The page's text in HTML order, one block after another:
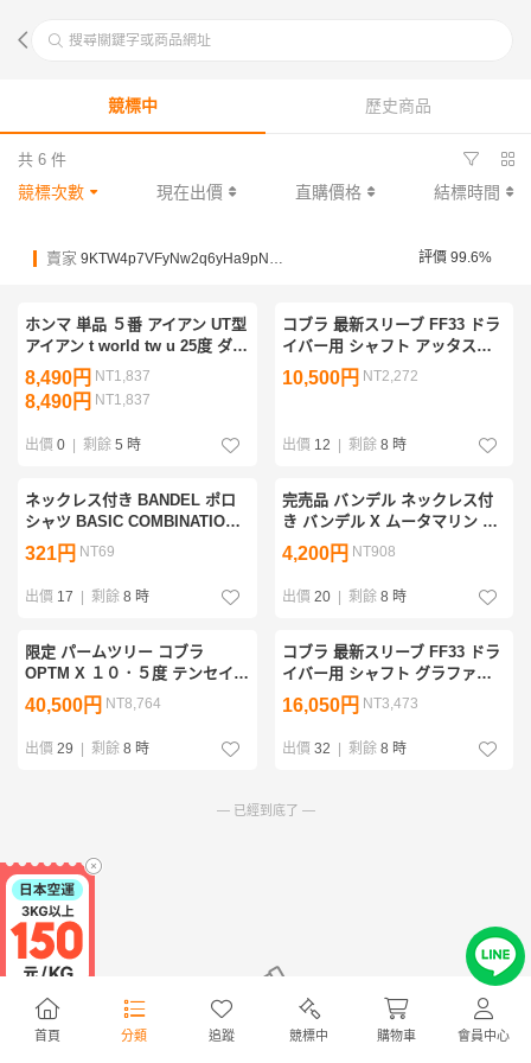
搜尋關鍵字或商品網址
首頁 分類 追蹤 競標中 購物車 會員中心
競標中 歷史商品
共 6 件
競標次數 現在出價 直購價格 結標時間
賣家 9KTW4p7VFyNw2q6yHa9pNLsXHim6e 評價 99.6%
ホンマ 単品 ５番 アイアン UT型
アイアン t world tw u 25度 ダ
イナミックゴールド 120 s200
g440 g430
8,490円 NT1,837
8,490円 NT1,837
出價 0 | 剩餘 5 時
コブラ 最新スリーブ FF33 ドラ
イバー用 シャフト アッタス
V2 SR optm DS-ADAPT ls 9
度 10.5度 グリップ 新品
10,500円 NT2,272
出價 12 | 剩餘 8 時
ネックレス付き BANDEL ポロ
シャツ BASIC COMBINATION
S/S POLO SHIRTS BGI-3SCPL
size VI 6 XXL ゴルフ
321円 NT69
出價 17 | 剩餘 8 時
完売品 バンデル ネックレス付
き バンデル X ムータマリン コ
ラボ ゴルフ モックネックシャ
ツ サイズXXL
4,200円 NT908
出價 20 | 剩餘 8 時
限定 パームツリー コブラ
OPTM X １０．５度 テンセイ
ブルー １K ６５ S リミテッ
ド palm tree crew cobra ls 10k
max-k
40,500円 NT8,764
出價 29 | 剩餘 8 時
コブラ 最新スリーブ FF33 ドラ
イバー用 シャフト グラファイ
トデザイン GC ５ S optm DS-
ADAPT ls 9度 10.5度 グリップ
新品
16,050円 NT3,473
出價 32 | 剩餘 8 時
— 已經到底了 —